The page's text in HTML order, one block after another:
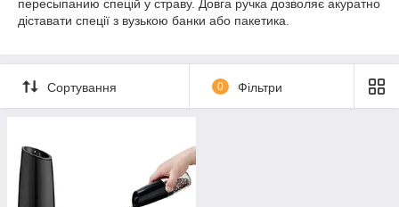
пересыпанию спецій у страву. Довга ручка дозволяє акуратно
діставати спеції з вузькою банки або пакетика.
Сортування 0 Фільтри